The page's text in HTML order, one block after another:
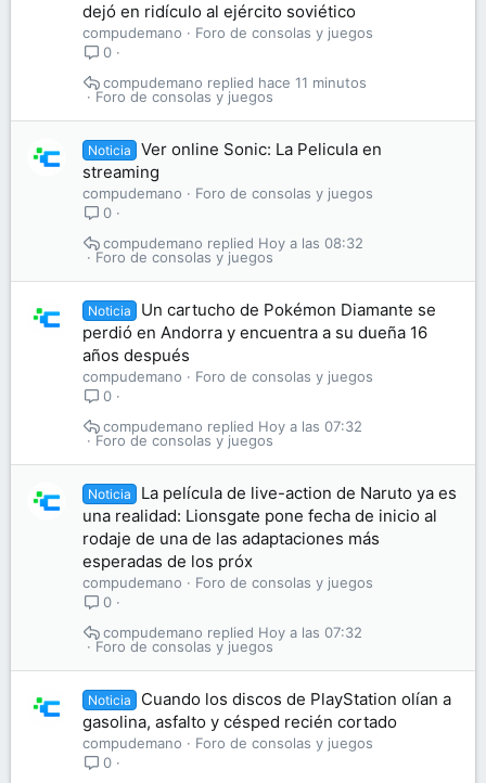
dejó en ridículo al ejército soviético
compudemano
Foro de consolas y juegos
0
Foro de consolas y juegos
hace 11 minutos
compudemano
Noticia
Ver online Sonic: La Pelicula en
streaming
compudemano
Foro de consolas y juegos
0
Foro de consolas y juegos
Hoy a las 08:32
compudemano
Noticia
Un cartucho de Pokémon Diamante se
perdió en Andorra y encuentra a su dueña 16
años después
compudemano
Foro de consolas y juegos
0
Foro de consolas y juegos
Hoy a las 07:32
compudemano
Noticia
La película de live-action de Naruto ya es
una realidad: Lionsgate pone fecha de inicio al
rodaje de una de las adaptaciones más
esperadas de los próx
compudemano
Foro de consolas y juegos
0
Foro de consolas y juegos
Hoy a las 07:32
compudemano
Noticia
Cuando los discos de PlayStation olían a
gasolina, asfalto y césped recién cortado
compudemano
Foro de consolas y juegos
0